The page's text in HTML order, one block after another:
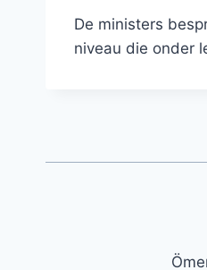
De ministers
niveau die onder